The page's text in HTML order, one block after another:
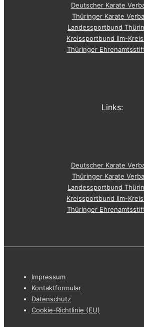
Deutscher Karate
Thüringer Karate
Landessportbund
Kreissportbund Ilm-
Thüringer
Links:
Deutscher Karate
Thüringer Karate
Landessportbund
Kreissportbund Ilm-
Thüringer
Footer-
Menü
Impressum
Kontaktformular
Datenschutz
Cookie-Richtlinie (EU)